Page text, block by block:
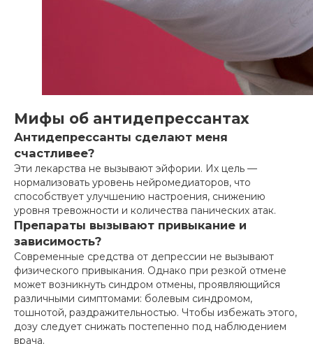
Мифы об антидепрессантах
Антидепрессанты сделают меня
счастливее?
Эти лекарства не вызывают эйфории. Их цель —
нормализовать уровень нейромедиаторов, что
способствует улучшению настроения, снижению
уровня тревожности и количества панических атак.
Препараты вызывают привыкание и
зависимость?
Современные средства от депрессии не вызывают
физического привыкания. Однако при резкой отмене
может возникнуть синдром отмены, проявляющийся
различными симптомами: болевым синдромом,
тошнотой, раздражительностью. Чтобы избежать этого,
дозу следует снижать постепенно под наблюдением
врача.